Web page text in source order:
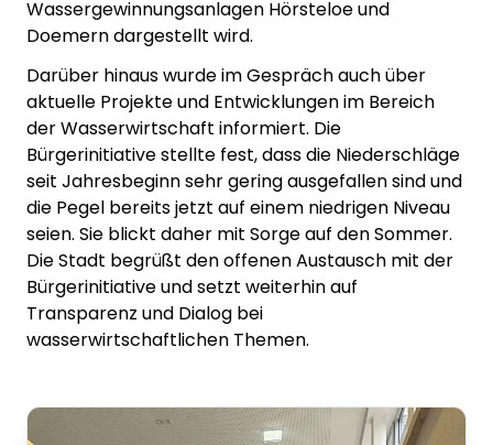
Wassergewinnungsanlagen Hörsteloe und
Doemern dargestellt wird.
Darüber hinaus wurde im Gespräch auch über
aktuelle Projekte und Entwicklungen im Bereich
der Wasserwirtschaft informiert. Die
Bürgerinitiative stellte fest, dass die Niederschläge
seit Jahresbeginn sehr gering ausgefallen sind und
die Pegel bereits jetzt auf einem niedrigen Niveau
seien. Sie blickt daher mit Sorge auf den Sommer.
Die Stadt begrüßt den offenen Austausch mit der
Bürgerinitiative und setzt weiterhin auf
Transparenz und Dialog bei
wasserwirtschaftlichen Themen.